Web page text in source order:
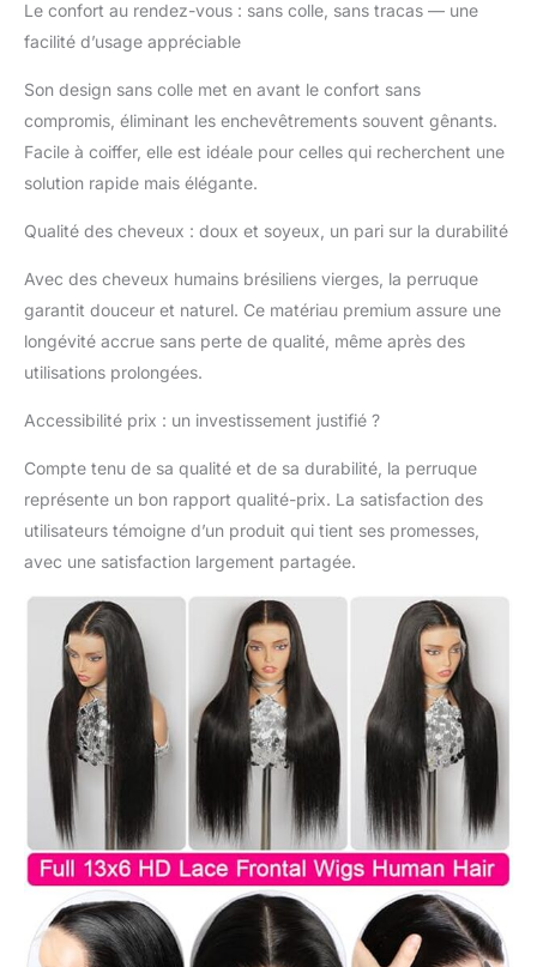
2. Perruque de
une finition élégante,
lisse et brillante. Nos
perruques de cheveux
nœuds et faciles à
ligne de cheveux
naturelle, cette
perruque améliore
votre beauté sans
événements spéciaux,
et luxueuse. 3.
Perruques de cheveux
humains pré-coupés
sans colle : permet un
besoin sans colle,
gagnez du temps avec
un design prêt à porter.
Les cheveux de bébé
pré-épilés et une
dentelle HD
prédécoupée
garantissent un
ajustement parfait.
Profitez d'un look
naturel et sans tracas.
4. Perruque 100 %
cheveux humains
brésiliens non traités :
fabriquée à partir de
cheveux vierges non
Le confort au rendez-vous : sans colle, sans tracas — une
facilité d’usage appréciable
Son design sans colle met en avant le confort sans
compromis, éliminant les enchevêtrements souvent gênants.
Facile à coiffer, elle est idéale pour celles qui recherchent une
solution rapide mais élégante.
Qualité des cheveux : doux et soyeux, un pari sur la durabilité
Avec des cheveux humains brésiliens vierges, la perruque
garantit douceur et naturel. Ce matériau premium assure une
longévité accrue sans perte de qualité, même après des
utilisations prolongées.
Accessibilité prix : un investissement justifié ?
Compte tenu de sa qualité et de sa durabilité, la perruque
représente un bon rapport qualité-prix. La satisfaction des
utilisateurs témoigne d’un produit qui tient ses promesses,
avec une satisfaction largement partagée.